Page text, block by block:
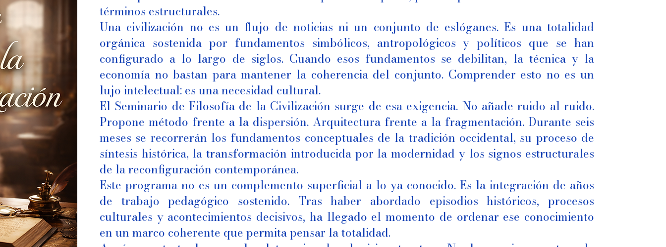
términos estructurales.
Una civilización no es un flujo de noticias ni un conjunto de eslóganes. Es una totalidad
orgánica sostenida por fundamentos simbólicos, antropológicos y políticos que se han
configurado a lo largo de siglos. Cuando esos fundamentos se debilitan, la técnica y la
economía no bastan para mantener la coherencia del conjunto. Comprender esto no es un
lujo intelectual: es una necesidad cultural.
El Seminario de Filosofía de la Civilización surge de esa exigencia. No añade ruido al ruido.
Propone método frente a la dispersión. Arquitectura frente a la fragmentación. Durante seis
meses se recorrerán los fundamentos conceptuales de la tradición occidental, su proceso de
síntesis histórica, la transformación introducida por la modernidad y los signos estructurales
de la reconfiguración contemporánea.
Este programa no es un complemento superficial a lo ya conocido. Es la integración de años
de trabajo pedagógico sostenido. Tras haber abordado episodios históricos, procesos
culturales y acontecimientos decisivos, ha llegado el momento de ordenar ese conocimiento
en un marco coherente que permita pensar la totalidad.